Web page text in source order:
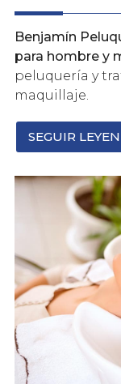
Benjamín
para hombre y
peluquería y
maquillaje.
Iniciamos
Barcelona,
Lugo, donde
buscando
ponerse en
de un servicio
SEGUIR